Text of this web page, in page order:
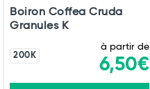
Boiron Coffea Cruda
Granules K
200K
à partir de
6,50€